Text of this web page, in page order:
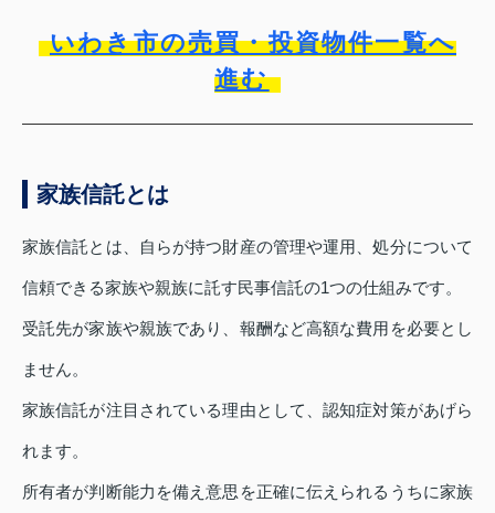
いわき市の売買・投資物件一覧へ
進む
家族信託とは
家族信託とは、自らが持つ財産の管理や運用、処分について
信頼できる家族や親族に託す民事信託の1つの仕組みです。
受託先が家族や親族であり、報酬など高額な費用を必要とし
ません。
家族信託が注目されている理由として、認知症対策があげら
れます。
所有者が判断能力を備え意思を正確に伝えられるうちに家族